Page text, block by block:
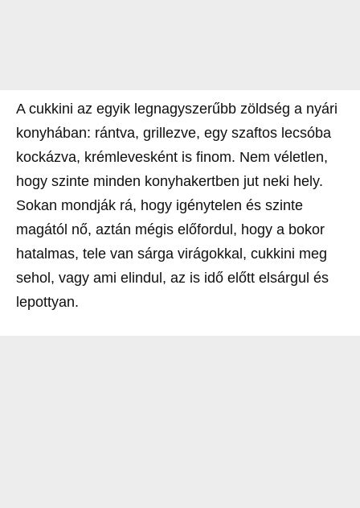
A cukkini az egyik legnagyszerűbb zöldség a nyári
konyhában: rántva, grillezve, egy szaftos lecsóba
kockázva, krémlevesként is finom. Nem véletlen,
hogy szinte minden konyhakertben jut neki hely.
Sokan mondják rá, hogy igénytelen és szinte
magától nő, aztán mégis előfordul, hogy a bokor
hatalmas, tele van sárga virágokkal, cukkini meg
sehol, vagy ami elindul, az is idő előtt elsárgul és
lepottyan.